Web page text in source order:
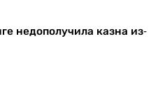
недополучила казна из-